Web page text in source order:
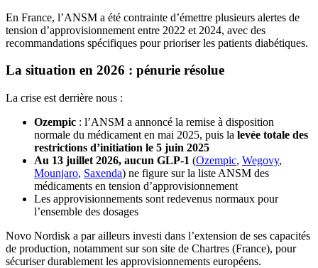
En France, l’ANSM a été contrainte d’émettre plusieurs alertes de
tension d’approvisionnement entre 2022 et 2024, avec des
recommandations spécifiques pour prioriser les patients diabétiques.
La situation en 2026 : pénurie résolue
La crise est derrière nous :
Ozempic : l’ANSM a annoncé la remise à disposition
normale du médicament en mai 2025, puis la levée totale des
restrictions d’initiation le 5 juin 2025
Au 13 juillet 2026, aucun GLP-1 (Ozempic, Wegovy,
Mounjaro, Saxenda) ne figure sur la liste ANSM des
médicaments en tension d’approvisionnement
Les approvisionnements sont redevenus normaux pour
l’ensemble des dosages
Novo Nordisk a par ailleurs investi dans l’extension de ses capacités
de production, notamment sur son site de Chartres (France), pour
sécuriser durablement les approvisionnements européens.